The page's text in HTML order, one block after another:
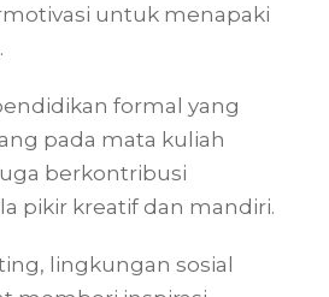
untuk menapaki
formal yang
pada mata kuliah
berkontribusi
pikir kreatif dan mandiri.
lingkungan sosial